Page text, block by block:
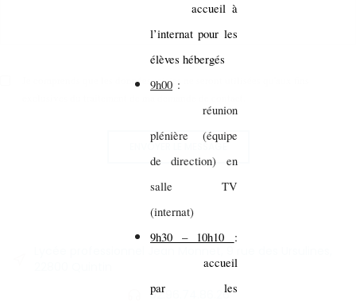
accueil à
l’internat pour les
élèves hébergés
9h00 :
réunion
plénière (équipe
de direction) en
salle TV
(internat)
9h30 – 10h10 :
accueil
par les
Je comprends que les données saisies ne seront utilisées qu'aux fins
ENVOYER LE MESSAGE
02.96.74.86.26